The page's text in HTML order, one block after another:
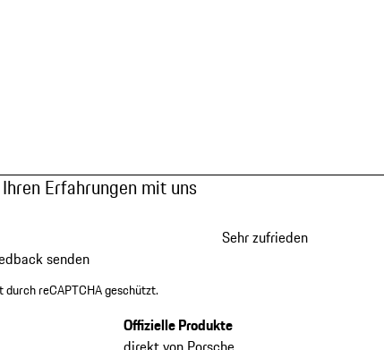
Erfahrungen mit uns
Sehr zufrieden
senden
durch reCAPTCHA geschützt.
Offizielle Produkte